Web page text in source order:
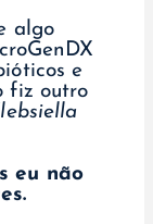
algo
e
fiz outro
eu não